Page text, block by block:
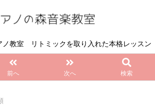
ノ教室 リトミックを取り入れた本格レッスン
前へ 次へ 検索